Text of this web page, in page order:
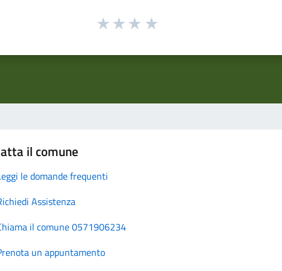
il comune
le domande frequenti
Assistenza
il comune 0571906234
un appuntamento